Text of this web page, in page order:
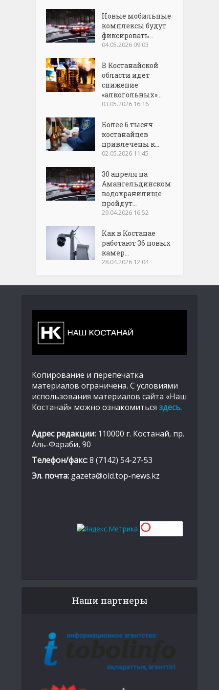
Новые мобильные
комплексы будут
фиксировать...
04.05.2026 09:03
В Костанайской
области идет
снижение
«алкогольных»...
03.05.2026 16:16
Более 6 тысяч
костанайцев
привлечены к...
02.05.2026 11:45
30 апреля на
Амангельдинском
водохранилище
пройдут...
29.04.2026 16:52
Как в Костанае
работают 36 новых
камер...
28.04.2026 12:04
Копирование и перепечатка
материалов ограничена. С условиями
использования материалов сайта «Наш
Костанай» можно ознакомиться здесь.
Адрес редакции: 110000 г. Костанай, пр.
Аль-Фараби, 90
Телефон/факс:8 (7142) 54-27-53
Эл. почта: gazeta@old.top-news.kz
Наши партнеры